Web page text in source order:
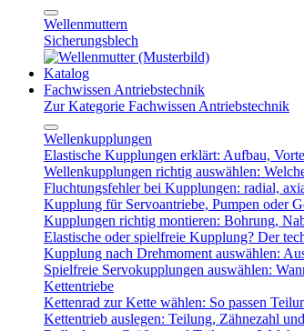
Wellenmuttern
Sicherungsblech
Katalog
Fachwissen Antriebstechnik
Zur Kategorie Fachwissen Antriebstechnik
Wellenkupplungen
Elastische Kupplungen erklärt: Aufbau,
Wellenkupplungen richtig auswählen:
Fluchtungsfehler bei Kupplungen: radial,
Kupplung für Servoantriebe, Pumpen oder
Kupplungen richtig montieren: Bohrung,
Elastische oder spielfreie Kupplung? Der
Kupplung nach Drehmoment auswählen:
Spielfreie Servokupplungen auswählen:
Kettentriebe
Kettenrad zur Kette wählen: So passen
Kettentrieb auslegen: Teilung, Zähnezahl